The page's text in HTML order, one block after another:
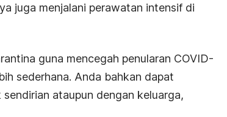
juga menjalani perawatan intensif di
guna mencegah penularan COVID-
sederhana. Anda bahkan dapat
ataupun dengan keluarga,